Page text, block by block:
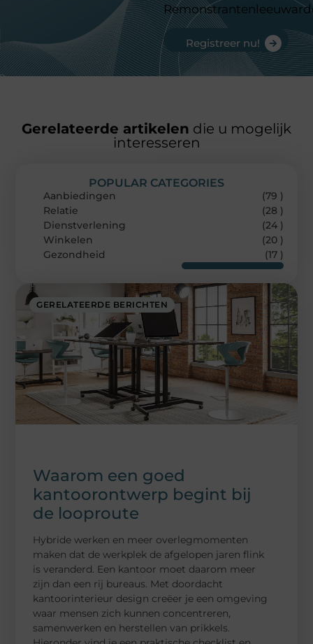
Registreer nu!
Gerelateerde artikelen die u mogelijk
interesseren
GERELATEERDE BERICHTEN
Waarom een goed
kantoorontwerp begint bij
de looproute
Hybride werken en meer overlegmomenten
maken dat de werkplek de afgelopen jaren flink
is veranderd. Een kantoor moet daarom meer
zijn dan een rij bureaus. Met doordacht
kantoorinterieur design creëer je een omgeving
waar mensen zich kunnen concentreren,
samenwerken en herstellen van prikkels.
POPULAR CATEGORIES
Aanbiedingen
(79 )
Relatie
(28 )
Dienstverlening
(24 )
Winkelen
(20 )
Gezondheid
(17 )